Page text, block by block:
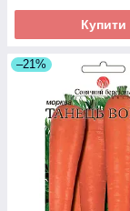
Купити
–21%